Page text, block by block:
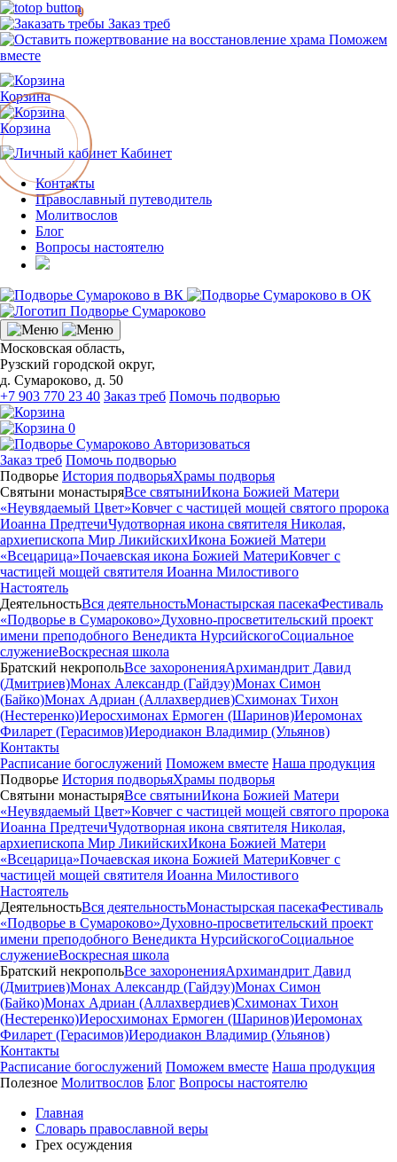
Заказ треб
Поможем
вместе
Корзина
Корзина
0
Кабинет
Контакты
Православный путеводитель
Молитвослов
Блог
Вопросы настоятелю
Московская область,
Рузский городской округ,
д. Сумароково, д. 50
+7 903 770 23 40 Заказ треб Помочь подворью
0
Авторизоваться
Заказ треб Помочь подворью
Подворье История подворьяХрамы подворья
Святыни монастыряВсе святыниИкона Божией Матери
«Неувядаемый Цвет»Ковчег с частицей мощей святого пророка
Иоанна ПредтечиЧудотворная икона святителя Николая,
архиепископа Мир ЛикийскихИкона Божией Матери
«Всецарица»Почаевская икона Божией МатериКовчег с
частицей мощей святителя Иоанна Милостивого
Настоятель
ДеятельностьВся деятельностьМонастырская пасекаФестиваль
«Подворье в Сумароково»Духовно-просветительский проект
имени преподобного Венедикта НурсийскогоСоциальное
служениеВоскресная школа
Братский некропольВсе захороненияАрхимандрит Давид
(Дмитриев)Монах Александр (Гайдэу)Монах Симон
(Байко)Монах Адриан (Аллахвердиев)Схимонах Тихон
(Нестеренко)Иеросхимонах Ермоген (Шаринов)Иеромонах
Филарет (Герасимов)Иеродиакон Владимир (Ульянов)
Контакты
Расписание богослужений Поможем вместе Наша продукция
Подворье История подворьяХрамы подворья
Святыни монастыряВсе святыниИкона Божией Матери
«Неувядаемый Цвет»Ковчег с частицей мощей святого пророка
Иоанна ПредтечиЧудотворная икона святителя Николая,
архиепископа Мир ЛикийскихИкона Божией Матери
«Всецарица»Почаевская икона Божией МатериКовчег с
частицей мощей святителя Иоанна Милостивого
Настоятель
ДеятельностьВся деятельностьМонастырская пасекаФестиваль
«Подворье в Сумароково»Духовно-просветительский проект
имени преподобного Венедикта НурсийскогоСоциальное
служениеВоскресная школа
Братский некропольВсе захороненияАрхимандрит Давид
(Дмитриев)Монах Александр (Гайдэу)Монах Симон
(Байко)Монах Адриан (Аллахвердиев)Схимонах Тихон
(Нестеренко)Иеросхимонах Ермоген (Шаринов)Иеромонах
Филарет (Герасимов)Иеродиакон Владимир (Ульянов)
Контакты
Расписание богослужений Поможем вместе Наша продукция
Полезное Молитвослов Блог Вопросы настоятелю
Главная
Словарь православной веры
Грех осуждения